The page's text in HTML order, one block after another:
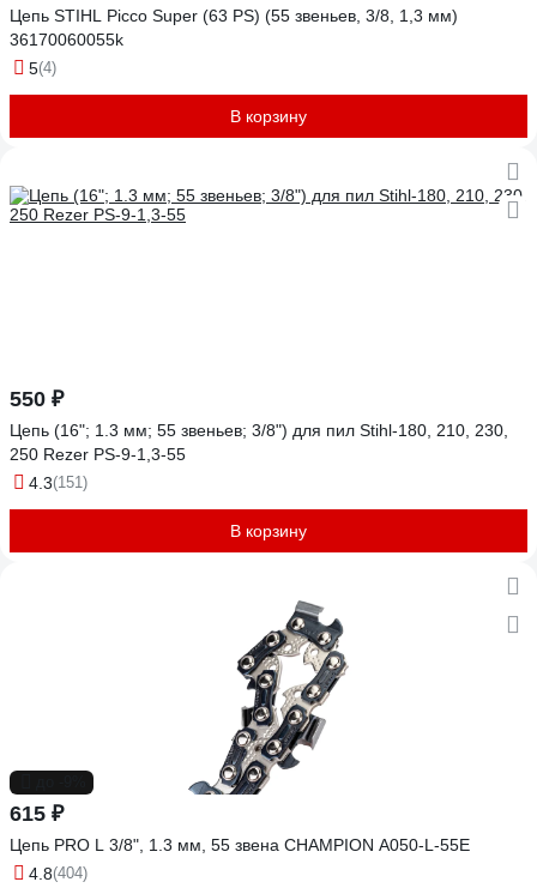
Цепь STIHL Picco Super (63 PS) (55 звеньев, 3/8, 1,3 мм)
36170060055k
5(4)
В корзину
550 ₽
Цепь (16"; 1.3 мм; 55 звеньев; 3/8") для пил Stihl-180, 210, 230,
250 Rezer PS-9-1,3-55
4.3(151)
В корзину
615 ₽
Цепь PRO L 3/8", 1.3 мм, 55 звена CHAMPION A050-L-55E
4.8(404)